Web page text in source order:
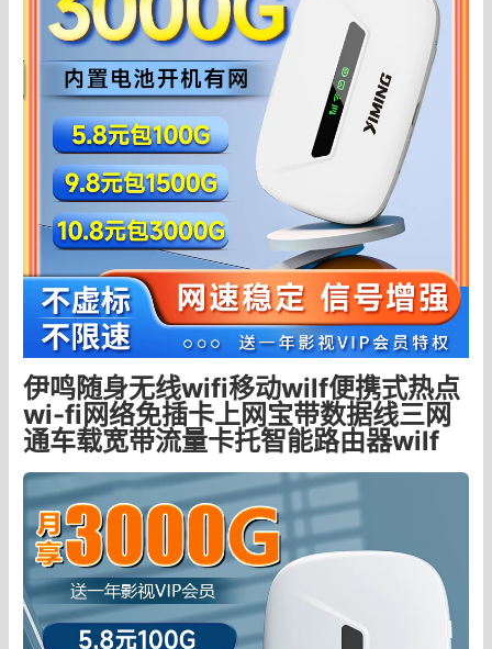
伊鸣随身无线wifi移动wilf便携式热点
wi-fi网络免插卡上网宝带数据线三网
通车载宽带流量卡托智能路由器wilf